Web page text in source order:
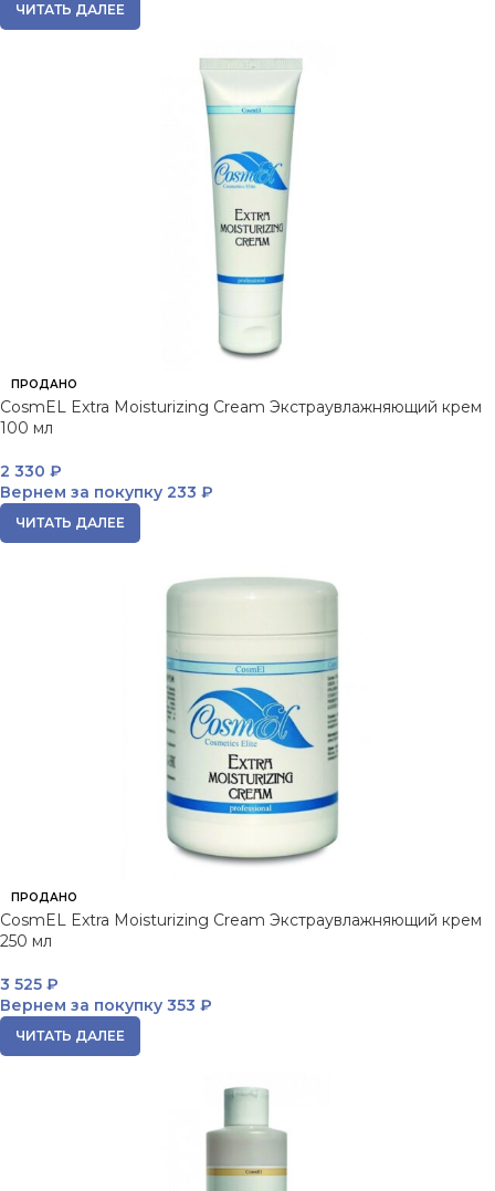
ЧИТАТЬ ДАЛЕЕ
ПРОДАНО
CosmEL Extra Moisturizing Cream Экстраувлажняющий крем
100 мл
2 330 ₽
Вернем за покупку 233 ₽
ЧИТАТЬ ДАЛЕЕ
ПРОДАНО
CosmEL Extra Moisturizing Cream Экстраувлажняющий крем
250 мл
3 525 ₽
Вернем за покупку 353 ₽
ЧИТАТЬ ДАЛЕЕ